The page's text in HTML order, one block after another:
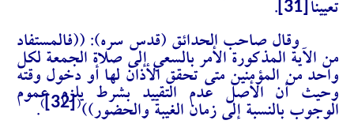
تعييناً
.
وقال صاحب الحدائق (قدس سره): ((فالمستفاد
من الآية المذكورة الأمر بالسعي إلى صلاة الجمعة لكل
واحد من المؤمنين متى تحقق الأذان لها أو دخول وقته
وحيث أن الأصل عدم التقييد بشرط يلزم عموم
الوجوب بالنسبة إلى زمان الغيبة والحضور))(
[32]
)
.